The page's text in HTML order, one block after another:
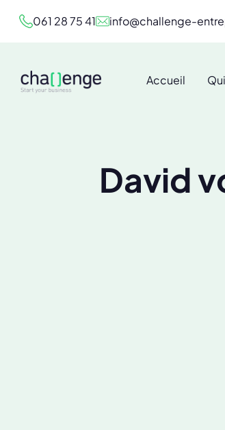
061 28 75 41 info@challenge-
Accueil
David